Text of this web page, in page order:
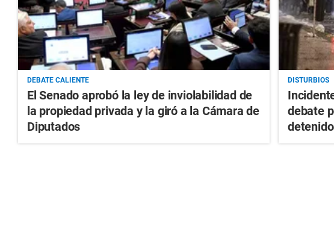
DEBATE CALIENTE
El Senado aprobó la ley de inviolabilidad de
la propiedad privada y la giró a la Cámara de
Diputados
DISTURBIOS
debate